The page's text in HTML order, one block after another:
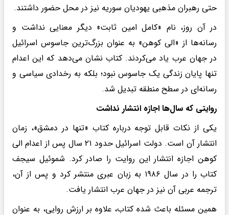
حتی رهبران مذهبی یهودیان سوریه نیز در محل حضور داشتند.
در آن روز، نام «کامل امین ثابت» دیگر معنایی نداشت و
رسانه‌ها از «الی کوهن» به عنوان بزرگ‌ترین جاسوس اسرائیل
در جهان عرب یاد می‌کردند. کتاب نشان می‌دهد که این اعدام
تنها پایان زندگی یک جاسوس نبود؛ بلکه به رخدادی سیاسی و
رسانه‌ای در سطح منطقه تبدیل شد.
روایتی که سال‌ها اجازه انتشار نداشت
یکی از نکات قابل توجه درباره کتاب «تنها در دمشق»، زمان
انتشار آن است. دولت اسرائیل حدود ۲۱ سال پس از اعدام الی
کوهن اجازه انتشار این روایت را صادر کرد. شموئیل سیجف
کتاب را در سال ۱۹۸۶ به زبان عبری منتشر کرد و پس از آن،
ترجمه عربی آن نیز در جهان عرب انتشار یافت.
همین مسئله باعث شده کتاب، علاوه بر ارزش روایی، به عنوان